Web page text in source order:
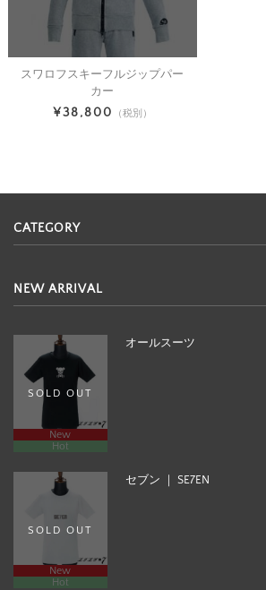
スワロフスキーフルジップパー
カー
¥38,800 （税別）
CATEGORY
NEW ARRIVAL
SOLD OUT
New
Hot
オールスーツ
SOLD OUT
New
Hot
セブン ｜ SE7EN